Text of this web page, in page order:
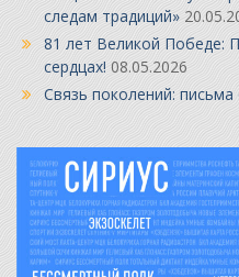
следам традиций»
81 лет Великой Победе:
сердцах! 08.05.2026
Связь поколений: письма